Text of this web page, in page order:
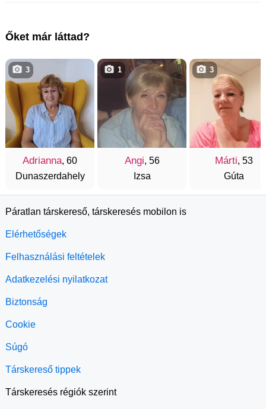
Őket már láttad?
Adrianna, 60
Dunaszerdahely
3
Angi, 56
Izsa
1
Márti, 53
Gúta
3
Páratlan társkereső, társkeresés mobilon is
Elérhetőségek
Felhasználási feltételek
Adatkezelési nyilatkozat
Biztonság
Cookie
Súgó
Társkereső tippek
Társkeresés régiók szerint